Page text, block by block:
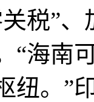
”、
“海南
纽。”